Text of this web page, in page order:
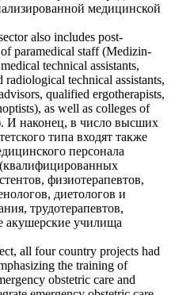
медицинской
also includes post-
ofparamedical staff (Medizin-
technical assistants,
technical assistants,
qualified ergotherapists,
as well as colleges of
И наконец, в число высших
типа входят также
персонала
физиотерапевтов,
диетологов и
трудотерапевтов,
акушерские училища
all four country projects had
the training of
obstetric care and